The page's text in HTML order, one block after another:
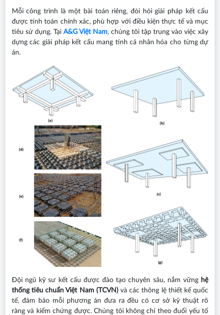
Mỗi công trình là một bài toán riêng, đòi hỏi giải pháp kết cấu
được tính toán chính xác, phù hợp với điều kiện thực tế và mục
tiêu sử dụng. Tại A&G Việt Nam, chúng tôi tập trung vào việc xây
dựng các giải pháp kết cấu mang tính cá nhân hóa cho từng dự
án.
Đội ngũ kỹ sư kết cấu được đào tạo chuyên sâu, nắm vững hệ
thống tiêu chuẩn Việt Nam (TCVN) và các thông lệ thiết kế quốc
tế, đảm bảo mỗi phương án đưa ra đều có cơ sở kỹ thuật rõ
ràng và kiểm chứng được. Chúng tôi không chỉ theo đuổi yếu tố